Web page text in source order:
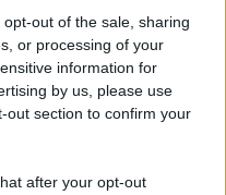
opt-out of the sale, sharing
or processing of your
information for
by us, please use
out section to confirm your
after your opt-out
Spina (FdI):
spese in più per i